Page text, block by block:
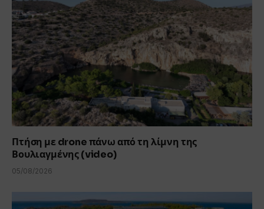
Πτήση με drone πάνω από τη λίμνη της
Βουλιαγμένης (video)
05/08/2026